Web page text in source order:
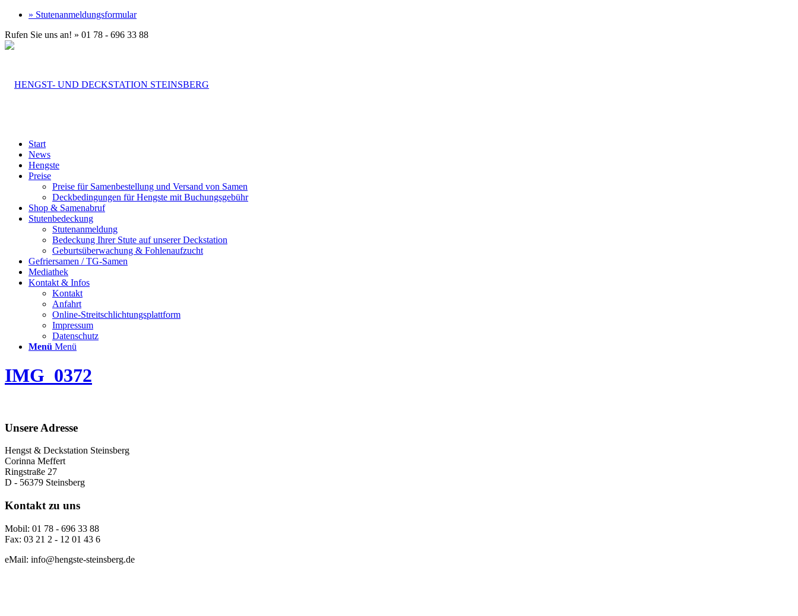
» Stutenanmeldungsformular
Rufen Sie uns an! » 01 78 - 696 33 88
Start
News
Hengste
Preise
Preise für Samenbestellung und Versand von Samen
Deckbedingungen für Hengste mit Buchungsgebühr
Shop & Samenabruf
Stutenbedeckung
Stutenanmeldung
Bedeckung Ihrer Stute auf unserer Deckstation
Geburtsüberwachung & Fohlenaufzucht
Gefriersamen / TG-Samen
Mediathek
Kontakt & Infos
Kontakt
Anfahrt
Online-Streitschlichtungsplattform
Impressum
Datenschutz
Menü Menü
IMG_0372
Unsere Adresse
Hengst & Deckstation Steinsberg
Corinna Meffert
Ringstraße 27
D - 56379 Steinsberg
Kontakt zu uns
Mobil: 01 78 - 696 33 88
Fax: 03 21 2 - 12 01 43 6
eMail: info@hengste-steinsberg.de